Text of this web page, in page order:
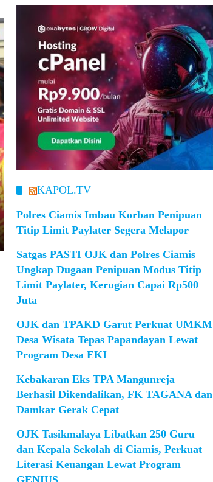
KAPOL.TV
Polres Ciamis Imbau Korban Penipuan
Titip Limit Paylater Segera Melapor
Satgas PASTI OJK dan Polres Ciamis
Ungkap Dugaan Penipuan Modus Titip
Limit Paylater, Kerugian Capai Rp500
Juta
OJK dan TPAKD Garut Perkuat UMKM
Desa Wisata Tepas Papandayan Lewat
Program Desa EKI
Kebakaran Eks TPA Mangunreja
Berhasil Dikendalikan, FK TAGANA dan
Damkar Gerak Cepat
OJK Tasikmalaya Libatkan 250 Guru
dan Kepala Sekolah di Ciamis, Perkuat
Literasi Keuangan Lewat Program
GENIUS